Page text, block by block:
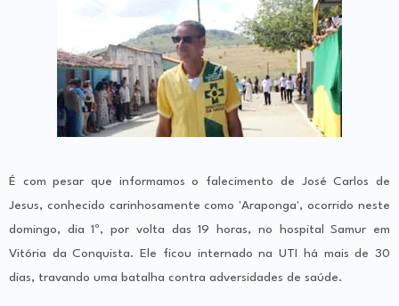
É com pesar que informamos o falecimento de José Carlos de
Jesus, conhecido carinhosamente como 'Araponga', ocorrido neste
domingo, dia 1º, por volta das 19 horas, no hospital Samur em
Vitória da Conquista. Ele ficou internado na UTI há mais de 30
dias, travando uma batalha contra adversidades de saúde.